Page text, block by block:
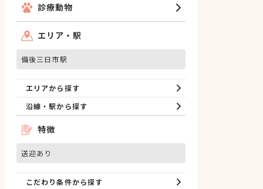
診療動物
エリア・駅
備後三日市駅
エリアから探す
沿線・駅から探す
特徴
送迎あり
こだわり条件から探す